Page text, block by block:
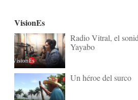
VisionEs
Radio Vitral, el
Yayabo
Un héroe del surco